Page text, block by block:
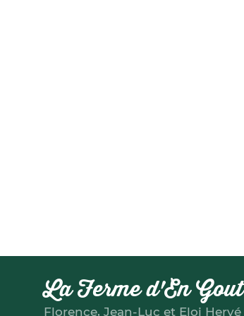
La Ferme d'En Gout
Florence, Jean-Luc et Eloi Hervé